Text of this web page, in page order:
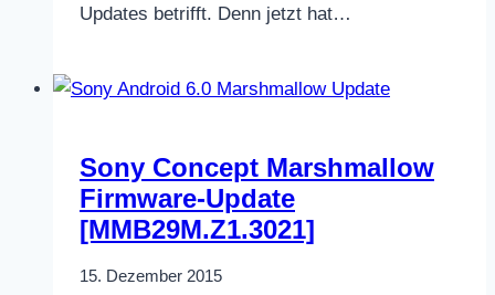
Updates betrifft. Denn jetzt hat…
Sony Concept Marshmallow
Firmware-Update
[MMB29M.Z1.3021]
15. Dezember 2015